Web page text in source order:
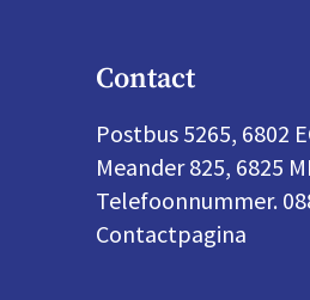
Contact
Postbus 5265, 6802
Meander 825, 6825
Telefoonnummer.
Contactpagina